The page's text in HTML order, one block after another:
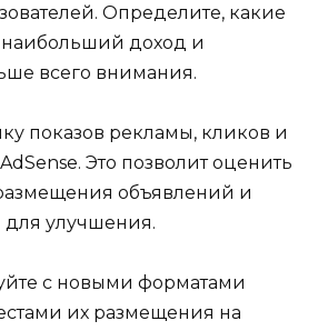
Определите, какие
наибольший доход и
всего внимания.
показов рекламы, кликов и
Это позволит оценить
объявлений и
для улучшения.
с новыми форматами
их размещения на